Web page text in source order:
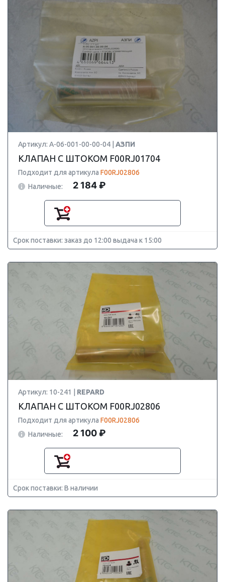
Артикул: A-06-001-00-00-04 | АЗПИ
КЛАПАН С ШТОКОМ F00RJ01704
Подходит для артикула F00RJ02806
Наличные:
2 184 ₽
Срок поставки: заказ до 12:00 выдача к 15:00
Артикул: 10-241 | REPARD
КЛАПАН С ШТОКОМ F00RJ02806
Подходит для артикула F00RJ02806
Наличные:
2 100 ₽
Срок поставки: В наличии